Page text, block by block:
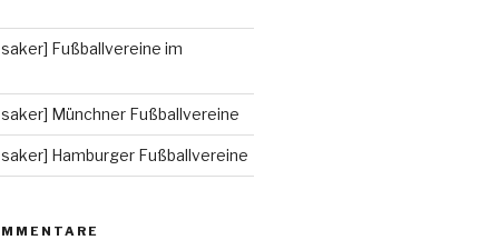
Fußballvereine im
Münchner Fußballvereine
Hamburger Fußballvereine